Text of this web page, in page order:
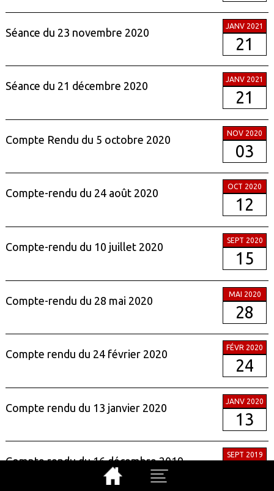
Séance du 23 novembre 2020
JANV 2021
21
Séance du 21 décembre 2020
JANV 2021
21
Compte Rendu du 5 octobre 2020
NOV 2020
03
Compte-rendu du 24 août 2020
OCT 2020
12
Compte-rendu du 10 juillet 2020
SEPT 2020
15
Compte-rendu du 28 mai 2020
MAI 2020
28
Compte rendu du 24 février 2020
FÉVR 2020
24
Compte rendu du 13 janvier 2020
JANV 2020
13
Compte rendu du 16 décembre 2019
SEPT 2019